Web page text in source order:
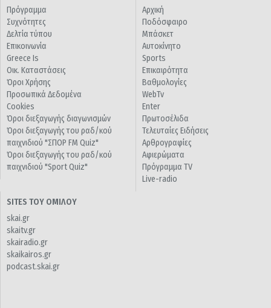
Πρόγραμμα
Συχνότητες
Δελτία τύπου
Επικοινωνία
Greece Is
Οικ. Καταστάσεις
Όροι Χρήσης
Προσωπικά Δεδομένα
Cookies
Όροι διεξαγωγής διαγωνισμών
Όροι διεξαγωγής του ραδ/κού
παιχνιδιού "ΣΠΟΡ FM Quiz"
Όροι διεξαγωγής του ραδ/κού
παιχνιδιού "Sport Quiz"
Αρχική
Ποδόσφαιρο
Μπάσκετ
Αυτοκίνητο
Sports
Επικαιρότητα
Βαθμολογίες
WebTv
Enter
Πρωτοσέλιδα
Τελευταίες Ειδήσεις
Αρθρογραφίες
Αφιερώματα
Πρόγραμμα TV
Live-radio
SITES ΤΟΥ ΟΜΙΛΟΥ
skai.gr
skaitv.gr
skairadio.gr
skaikairos.gr
podcast.skai.gr